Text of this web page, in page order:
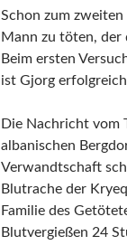
Schon zum
Mann zu töten, der
Beim ersten
ist Gjorg
Die Nachricht vom
albanischen
Verwandtschaft
Blutrache der
Familie des
Blutvergießen 24